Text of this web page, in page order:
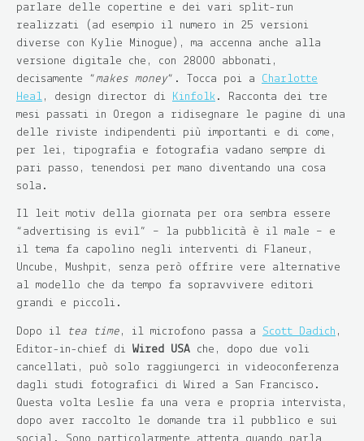
parlare delle copertine e dei vari split-run
realizzati (ad esempio il numero in 25 versioni
diverse con Kylie Minogue), ma accenna anche alla
versione digitale che, con 28000 abbonati,
decisamente “makes money“. Tocca poi a Charlotte
Heal , design director di Kinfolk . Racconta dei tre
mesi passati in Oregon a ridisegnare le pagine di una
delle riviste indipendenti più importanti e di come,
per lei, tipografia e fotografia vadano sempre di
pari passo, tenendosi per mano diventando una cosa
sola.
Il leit motiv della giornata per ora sembra essere
“advertising is evil” – la pubblicità è il male – e
il tema fa capolino negli interventi di Flaneur,
Uncube, Mushpit, senza però offrire vere alternative
al modello che da tempo fa sopravvivere editori
grandi e piccoli.
Dopo il tea time , il microfono passa a Scott Dadich ,
Editor-in-chief di Wired USA che, dopo due voli
cancellati, può solo raggiungerci in videoconferenza
dagli studi fotografici di Wired a San Francisco.
Questa volta Leslie fa una vera e propria intervista,
dopo aver raccolto le domande tra il pubblico e sui